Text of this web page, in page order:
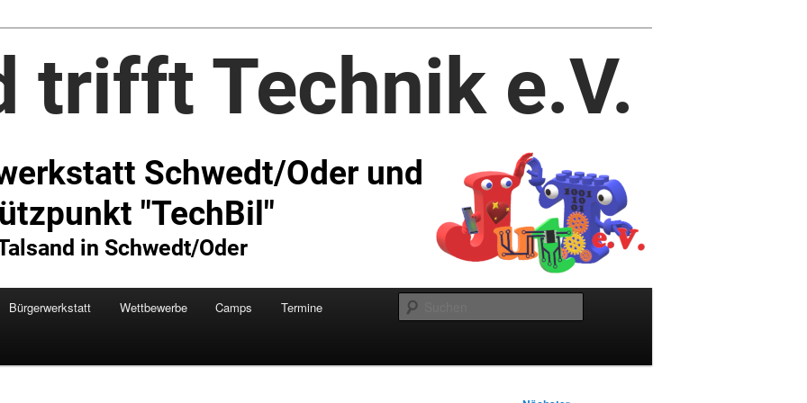
e.V.
Bürgerwerkstatt Wettbewerbe Camps Termine